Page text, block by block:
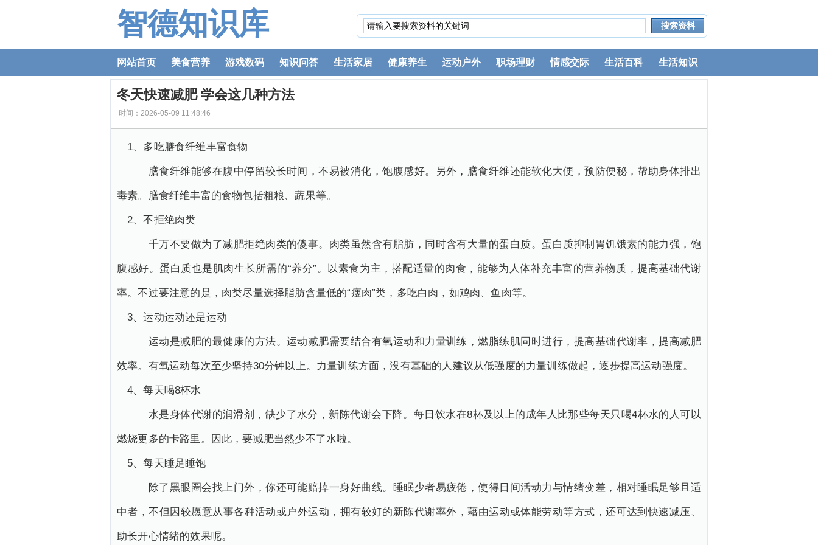
智德知识库
网站首页 美食营养 游戏数码 知识问答 生活家居 健康养生 运动户外 职场理财 情感交际 生活百科 生活知识
冬天快速减肥 学会这几种方法
时间：2026-05-09 11:48:46
1、多吃膳食纤维丰富食物
膳食纤维能够在腹中停留较长时间，不易被消化，饱腹感好。另外，膳食纤维还能软化大便，预防便秘，帮助身体排出
毒素。膳食纤维丰富的食物包括粗粮、蔬果等。
2、不拒绝肉类
千万不要做为了减肥拒绝肉类的傻事。肉类虽然含有脂肪，同时含有大量的蛋白质。蛋白质抑制胃饥饿素的能力强，饱
腹感好。蛋白质也是肌肉生长所需的“养分”。以素食为主，搭配适量的肉食，能够为人体补充丰富的营养物质，提高基础代谢
率。不过要注意的是，肉类尽量选择脂肪含量低的“瘦肉”类，多吃白肉，如鸡肉、鱼肉等。
3、运动运动还是运动
运动是减肥的最健康的方法。运动减肥需要结合有氧运动和力量训练，燃脂练肌同时进行，提高基础代谢率，提高减肥
效率。有氧运动每次至少坚持30分钟以上。力量训练方面，没有基础的人建议从低强度的力量训练做起，逐步提高运动强度。
4、每天喝8杯水
水是身体代谢的润滑剂，缺少了水分，新陈代谢会下降。每日饮水在8杯及以上的成年人比那些每天只喝4杯水的人可以
燃烧更多的卡路里。因此，要减肥当然少不了水啦。
5、每天睡足睡饱
除了黑眼圈会找上门外，你还可能赔掉一身好曲线。睡眠少者易疲倦，使得日间活动力与情绪变差，相对睡眠足够且适
中者，不但因较愿意从事各种活动或户外运动，拥有较好的新陈代谢率外，藉由运动或体能劳动等方式，还可达到快速减压、
助长开心情绪的效果呢。